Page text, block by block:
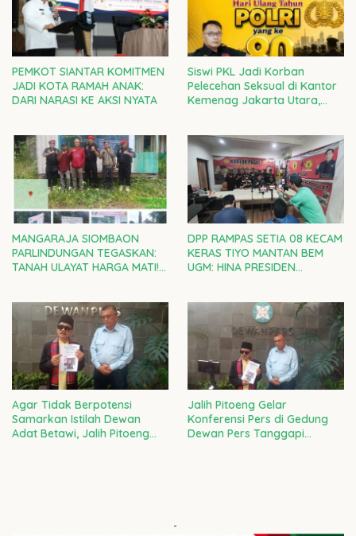
PEMKOT SIANTAR KOMITMEN
JADI KOTA RAMAH ANAK:
DARI NARASI KE AKSI NYATA
Siswi PKL Jadi Korban
Pelecehan Seksual di Kantor
Kemenag Jakarta Utara,
MANGARAJA SIOMBAON
PARLINDUNGAN TEGASKAN:
TANAH ULAYAT HARGA MATI!
PENJAJAHAN GAYA BARU
DPP RAMPAS SETIA 08 KECAM
KERAS TIYO MANTAN BEM
UGM: HINA PRESIDEN
Agar Tidak Berpotensi
Samarkan Istilah Dewan
Adat Betawi, Jalih Pitoeng
Jalih Pitoeng Gelar
Konferensi Pers di Gedung
Dewan Pers Tanggapi
-